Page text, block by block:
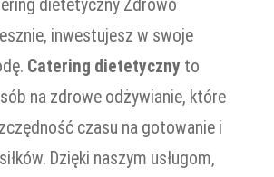
dietetyczny Zdrowo
inwestujesz w swoje
Catering dietetyczny to
na zdrowe odżywianie, które
czasu na gotowanie i
Dzięki naszym usługom,